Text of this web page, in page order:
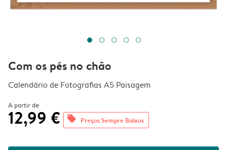
Com os pés no chão
Calendário de Fotografias A5 Paisagem
A partir de
12,99 € offers Preços Sempre Baixos